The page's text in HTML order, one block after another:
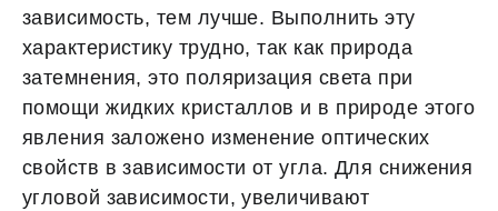
зависимость, тем лучше. Выполнить эту
характеристику трудно, так как природа
затемнения, это поляризация света при
помощи жидких кристаллов и в природе этого
явления заложено изменение оптических
свойств в зависимости от угла. Для снижения
угловой зависимости, увеличивают